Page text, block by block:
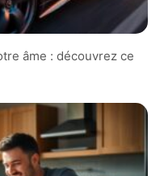
âme : découvrez ce